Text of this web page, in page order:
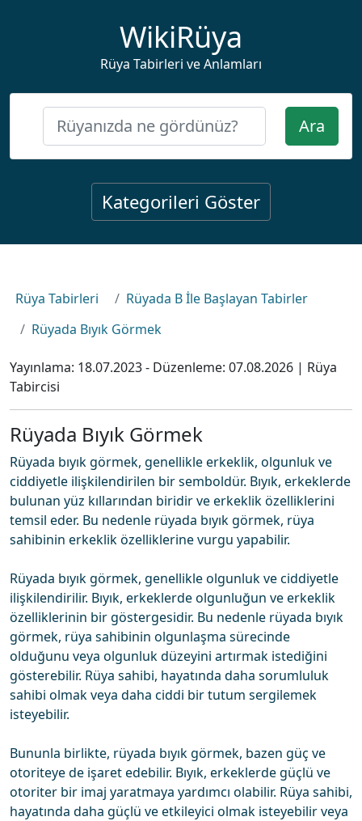
WikiRüya
Rüya Tabirleri ve Anlamları
Ara
Kategorileri Göster
Rüya Tabirleri
Rüyada B İle Başlayan Tabirler
Rüyada Bıyık Görmek
Yayınlama: 18.07.2023- Düzenleme: 07.08.2026 | Rüya
Tabircisi
Rüyada Bıyık Görmek
Rüyada bıyık görmek, genellikle erkeklik, olgunluk ve
ciddiyetle ilişkilendirilen bir semboldür. Bıyık, erkeklerde
bulunan yüz kıllarından biridir ve erkeklik özelliklerini
temsil eder. Bu nedenle rüyada bıyık görmek, rüya
sahibinin erkeklik özelliklerine vurgu yapabilir.
Rüyada bıyık görmek, genellikle olgunluk ve ciddiyetle
ilişkilendirilir. Bıyık, erkeklerde olgunluğun ve erkeklik
özelliklerinin bir göstergesidir. Bu nedenle rüyada bıyık
görmek, rüya sahibinin olgunlaşma sürecinde
olduğunu veya olgunluk düzeyini artırmak istediğini
gösterebilir. Rüya sahibi, hayatında daha sorumluluk
sahibi olmak veya daha ciddi bir tutum sergilemek
isteyebilir.
Bununla birlikte, rüyada bıyık görmek, bazen güç ve
otoriteye de işaret edebilir. Bıyık, erkeklerde güçlü ve
otoriter bir imaj yaratmaya yardımcı olabilir. Rüya sahibi,
hayatında daha güçlü ve etkileyici olmak isteyebilir veya